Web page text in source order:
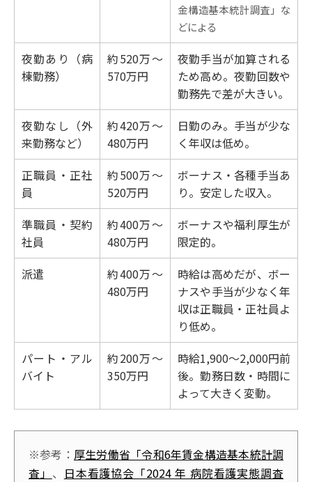
金構造基本統計調査」な
どによる
夜勤あり（病
棟勤務）
約520万～
570万円
夜勤手当が加算される
ため高め。夜勤回数や
勤務先で差が大きい。
夜勤なし（外
来勤務など）
約420万～
480万円
日勤のみ。手当が少な
く年収は低め。
正職員・正社
員
約500万～
520万円
ボーナス・各種手当あ
り。安定した収入。
準職員・契約
社員
約400万～
480万円
ボーナスや福利厚生が
限定的。
派遣
約400万～
480万円
時給は高めだが、ボー
ナスや手当が少なく年
収は正職員・正社員よ
り低め。
パート・アル
バイト
約200万～
350万円
時給1,900〜2,000円前
後。勤務日数・時間に
よって大きく変動。
※参考： 厚生労働省「令和6年賃金構造基本統計調
査」 、 日本看護協会「2024 年 病院看護実態調査